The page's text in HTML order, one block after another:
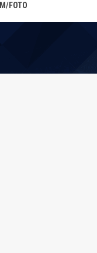
FOTO